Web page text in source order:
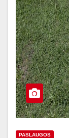
PASLAUGOS